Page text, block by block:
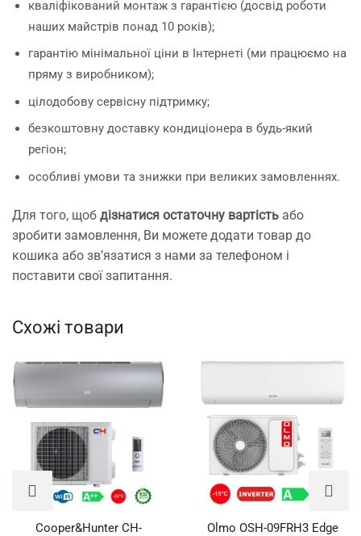
кваліфікований монтаж з гарантією (досвід роботи
наших майстрів понад 10 років);
гарантію мінімальної ціни в Інтернеті (ми працюємо на
пряму з виробником);
цілодобову сервісну підтримку;
безкоштовну доставку кондиціонера в будь-який
регіон;
особливі умови та знижки при великих замовленнях.
Для того, щоб дізнатися остаточну вартість або
зробити замовлення, Ви можете додати товар до
кошика або зв’язатися з нами за телефоном і
поставити свої запитання.
Схожі товари
Cooper&Hunter CH-
Olmo OSH-09FRH3 Edge